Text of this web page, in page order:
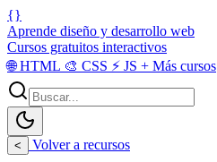
{}
Aprende diseño y desarrollo web
Cursos gratuitos interactivos
🌐HTML 🎨 CSS ⚡ JS + Más cursos
< Volver a recursos